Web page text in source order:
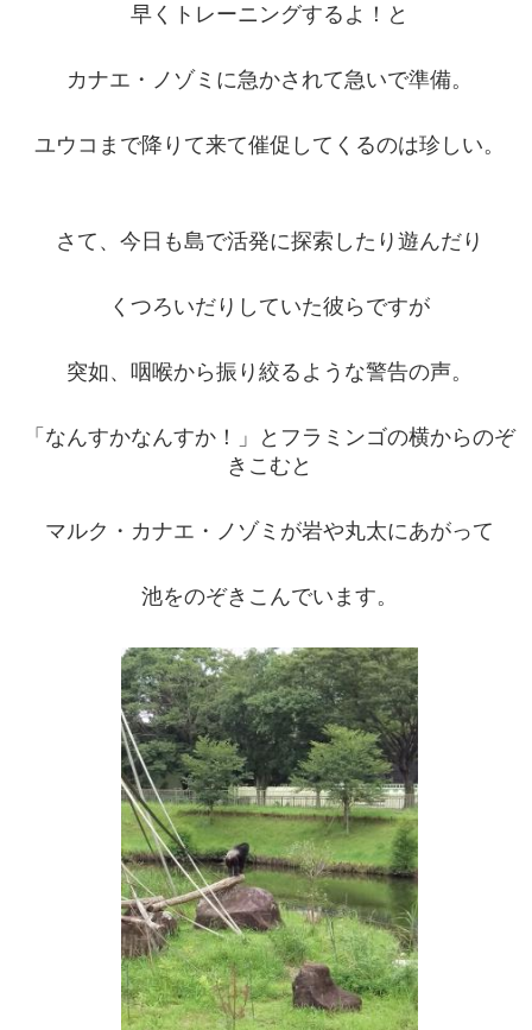
早くトレーニングするよ！と
カナエ・ノゾミに急かされて急いで準備。
ユウコまで降りて来て催促してくるのは珍しい。
さて、今日も島で活発に探索したり遊んだり
くつろいだりしていた彼らですが
突如、咽喉から振り絞るような警告の声。
「なんすかなんすか！」とフラミンゴの横からのぞ
きこむと
マルク・カナエ・ノゾミが岩や丸太にあがって
池をのぞきこんでいます。